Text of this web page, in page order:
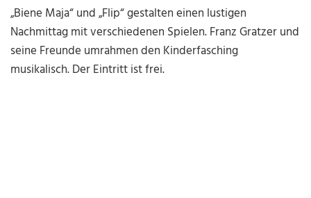
„Biene Maja“ und „Flip“ gestalten einen lustigen
Nachmittag mit verschiedenen Spielen. Franz Gratzer und
seine Freunde umrahmen den Kinderfasching
musikalisch. Der Eintritt ist frei.